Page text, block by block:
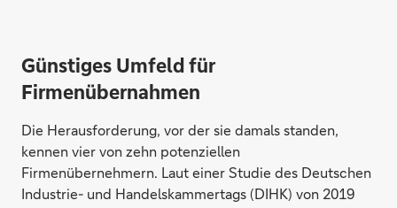
Günstiges Umfeld für
Firmenübernahmen
Die Herausforderung, vor der sie damals standen,
kennen vier von zehn potenziellen
Firmenübernehmern. Laut einer Studie des Deutschen
Industrie- und Handelskammertags (DIHK) von 2019